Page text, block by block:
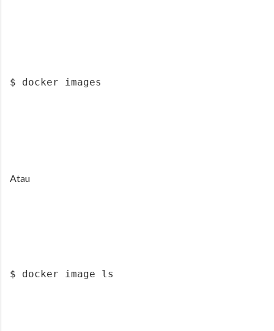
$ docker images
Atau
$ docker image ls